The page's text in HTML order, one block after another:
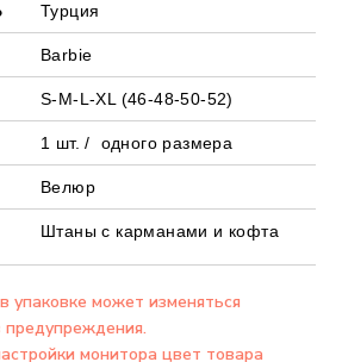
Турция
Barbie
S-M-L-XL (46-48-50-52)
1 шт. / одного размера
Велюр
Штаны с карманами и кофта
упаковке может изменяться
монитора цвет товара